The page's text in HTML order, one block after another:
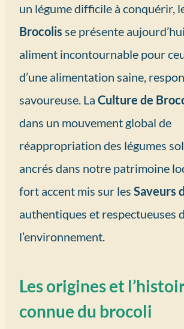
un légume difficile à conquérir,
Brocolis se présente
aliment incontournable pour
d’une alimentation saine,
savoureuse. La Culture de
dans un mouvement global de
réappropriation des légumes
ancrés dans notre patrimoine
fort accent mis sur les Saveurs
authentiques et respectueuses
l’environnement.
Les origines et
connue du brocoli